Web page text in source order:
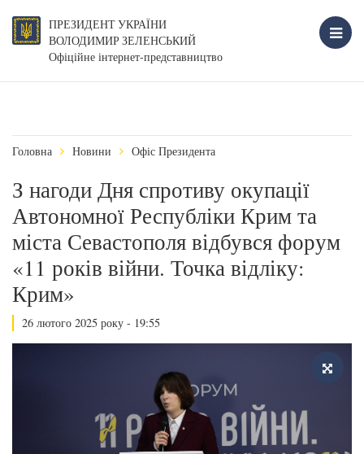
ПРЕЗИДЕНТ УКРАЇНИ
ВОЛОДИМИР ЗЕЛЕНСЬКИЙ
Офіційне інтернет-представництво
Головна Новини Офіс Президента
З нагоди Дня спротиву окупації
Автономної Республіки Крим та
міста Севастополя відбувся форум
«11 років війни. Точка відліку:
Крим»
26 лютого 2025 року - 19:55